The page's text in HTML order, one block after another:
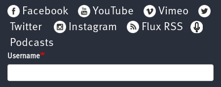
Facebook
YouTube
Vimeo
Twitter
Instagram
Flux RSS
Podcasts
Username